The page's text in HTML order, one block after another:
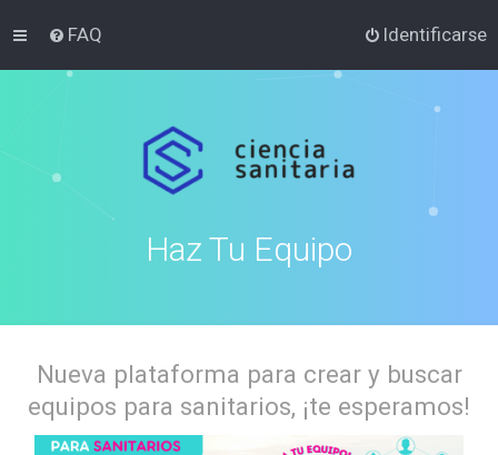
FAQ Identificarse
Haz Tu Equipo
Nueva plataforma para crear y buscar
equipos para sanitarios, ¡te esperamos!